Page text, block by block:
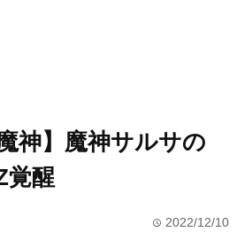
神】魔神サルサの
醒
time 2022/12/10